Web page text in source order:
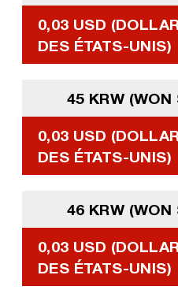
0,03 USD (DOLLAR
DES ÉTATS-UNIS)
45 KRW (WON
0,03 USD (DOLLAR
DES ÉTATS-UNIS)
46 KRW (WON
0,03 USD (DOLLAR
DES ÉTATS-UNIS)